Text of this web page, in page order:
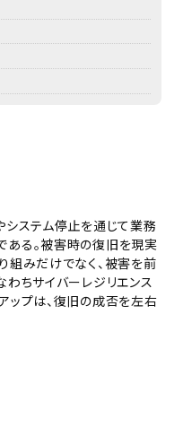
システム停止を通じて業務
る。被害時の復旧を現実
組みだけでなく、被害を前
わちサイバーレジリエンス
ップは、復旧の成否を左右